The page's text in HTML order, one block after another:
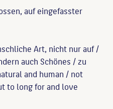
auf eingefasster
Art, nicht nur auf /
auch Schönes / zu
and human / not
to long for and love